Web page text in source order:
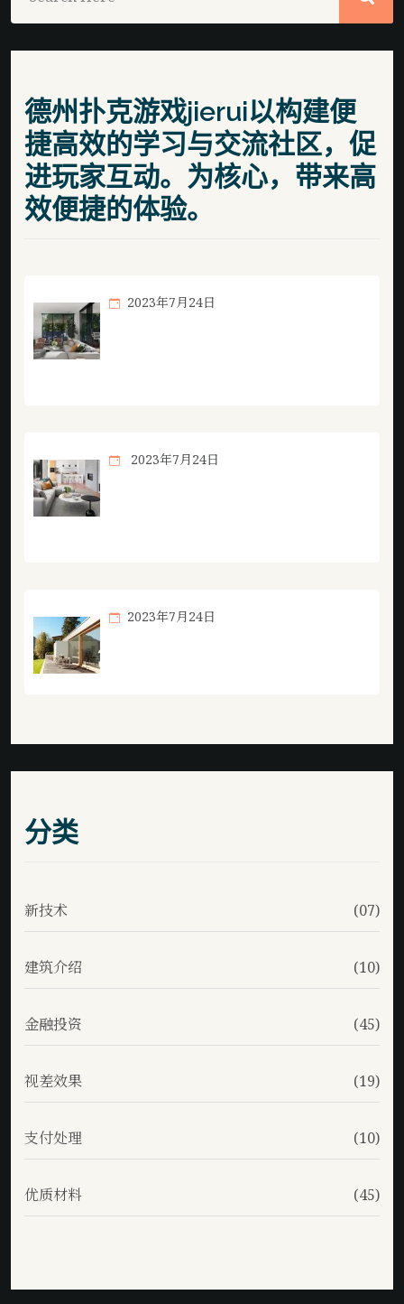
德州扑克游戏jierui以构建便
捷高效的学习与交流社区，促
进玩家互动。为核心，带来高
效便捷的体验。
2023年7月24日
2023年7月24日
2023年7月24日
分类
新技术 (07)
建筑介绍 (10)
金融投资 (45)
视差效果 (19)
支付处理 (10)
优质材料 (45)